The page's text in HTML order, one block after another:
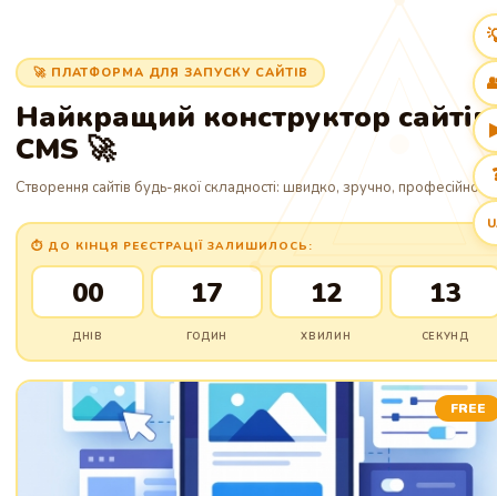
🚀 ПЛАТФОРМА ДЛЯ ЗАПУСКУ САЙТІВ
Найкращий конструктор сайтів
CMS 🚀
Створення сайтів будь-якої складності: швидко, зручно, професійно!
⏱ ДО КІНЦЯ РЕЄСТРАЦІЇ ЗАЛИШИЛОСЬ:
00
ДНІВ
17
ГОДИН
12
ХВИЛИН
12
СЕКУНД
FREE